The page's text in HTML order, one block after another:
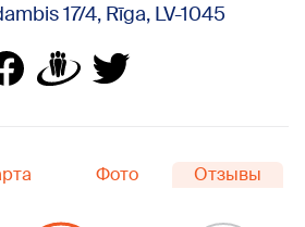
17/4, Rīga, LV-1045
Фото Отзывы